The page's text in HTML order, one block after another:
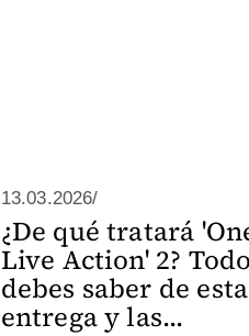
13.03.2026/
¿De qué tratará
Live Action' 2?
debes saber de
entrega y las...